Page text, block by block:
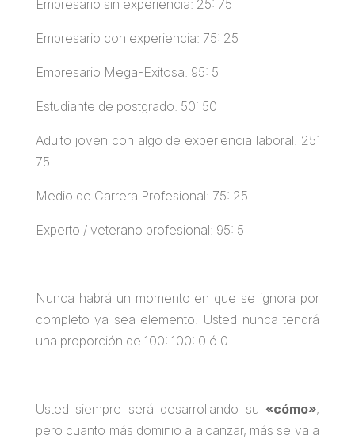
Empresario sin experiencia: 25: 75
Empresario con experiencia: 75: 25
Empresario Mega-Exitosa: 95: 5
Estudiante de postgrado: 50: 50
Adulto joven con algo de experiencia laboral: 25:
75
Medio de Carrera Profesional: 75: 25
Experto / veterano profesional: 95: 5
Nunca habrá un momento en que se ignora por
completo ya sea elemento. Usted nunca tendrá
una proporción de 100: 100: 0 ó 0.
Usted siempre será desarrollando su «cómo»,
pero cuanto más dominio a alcanzar, más se va a